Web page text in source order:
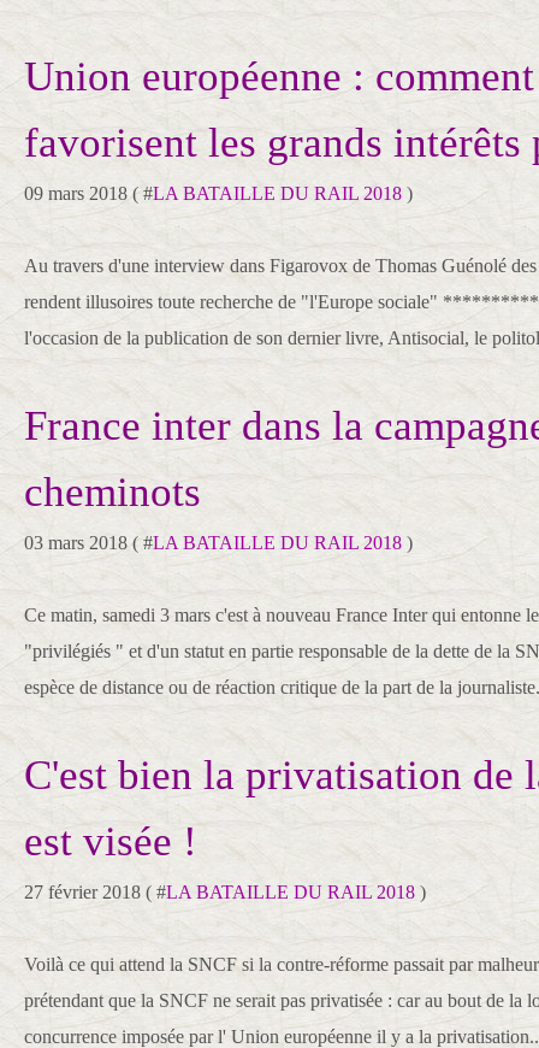
Union européenne :
favorisent les grands intérêts
09 mars 2018 ( #LA BATAILLE DU RAIL 2018 )
Au travers d'une interview dans Figarovox de Thomas Guénolé
rendent illusoires toute recherche de "l'Europe sociale"
l'occasion de la publication de son dernier livre, Antisocial, le
France inter dans la
cheminots
03 mars 2018 ( #LA BATAILLE DU RAIL 2018 )
Ce matin, samedi 3 mars c'est à nouveau France Inter qui entonne
"privilégiés " et d'un statut en partie responsable de la dette de la
espèce de distance ou de réaction critique de la part de la
C'est bien la privatisation de
est visée !
27 février 2018 ( #LA BATAILLE DU RAIL 2018 )
Voilà ce qui attend la SNCF si la contre-réforme passait par
prétendant que la SNCF ne serait pas privatisée : car au bout de la
concurrence imposée par l' Union européenne il y a la